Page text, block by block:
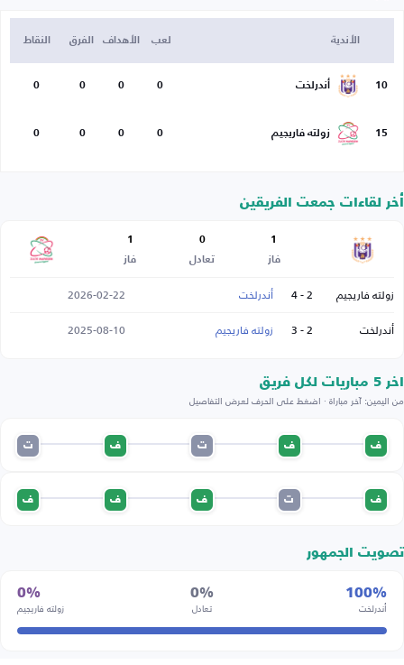
الأندية لعب الأهداف الفرق النقاط
10 أندرلخت 0
0
0
0
15 زولته فاريجيم 0
0
0
0
أخر لقاءات جمعت الفريقين
1
فاز
0
تعادل
1
فاز
زولته فاريجيم 2 - 4 أندرلخت
2026-02-22
أندرلخت
2 - 3 زولته فاريجيم 2025-08-10
اخر 5 مباريات لكل فريق
من اليمين: آخر مباراة · اضغط على الحرف لعرض التفاصيل
ف ف ت ف ت
ف ت ف ف ف
تصويت الجمهور
100%
أندرلخت
0%
تعادل
0%
زولته فاريجيم